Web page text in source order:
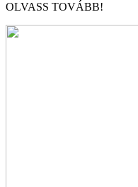
OLVASS TOVÁBB!